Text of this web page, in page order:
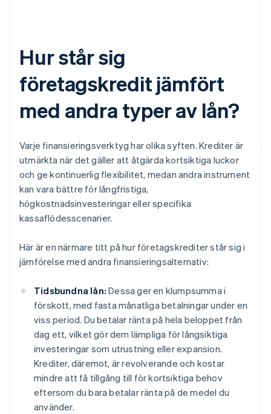
Hur står sig
företagskredit jämfört
med andra typer av lån?
Varje finansieringsverktyg har olika syften. Krediter är
utmärkta när det gäller att åtgärda kortsiktiga luckor
och ge kontinuerlig flexibilitet, medan andra instrument
kan vara bättre för långfristiga,
högkostnadsinvesteringar eller specifika
kassaflödesscenarier.
Här är en närmare titt på hur företagskrediter står sig i
jämförelse med andra finansieringsalternativ:
Tidsbundna lån: Dessa ger en klumpsumma i
förskott, med fasta månatliga betalningar under en
viss period. Du betalar ränta på hela beloppet från
dag ett, vilket gör dem lämpliga för långsiktiga
investeringar som utrustning eller expansion.
Krediter, däremot, är revolverande och kostar
mindre att få tillgång till för kortsiktiga behov
eftersom du bara betalar ränta på de medel du
använder.